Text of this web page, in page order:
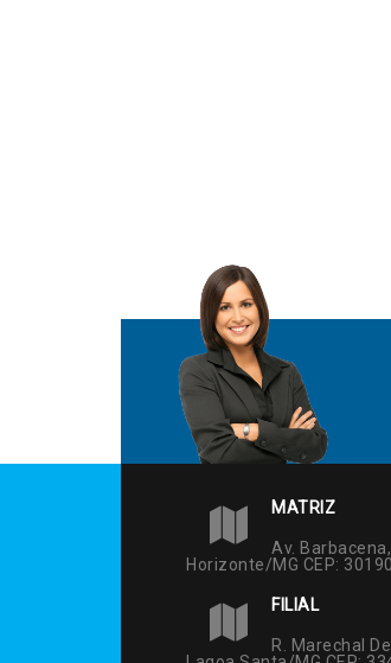
MATRIZ
Av.
Horizonte/MG CEP:
FILIAL
R. Marechal